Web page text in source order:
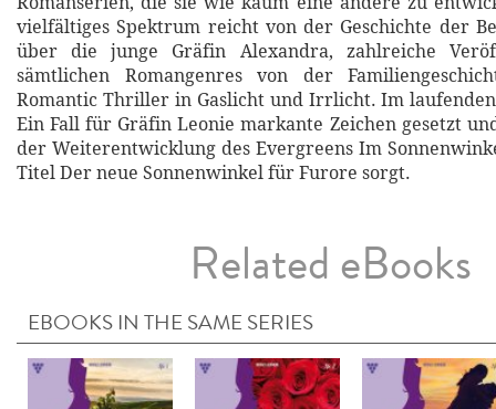
vielfältiges Spektrum reicht von der Geschichte der
über die junge Gräfin Alexandra, zahlreiche
sämtlichen Romangenres von der
Romantic Thriller in Gaslicht und Irrlicht. Im
Ein Fall für Gräfin Leonie markante Zeichen gesetzt
der Weiterentwicklung des Evergreens Im
Titel Der neue Sonnenwinkel für Furore sorgt.
Related eBooks
EBOOKS IN THE SAME SERIES